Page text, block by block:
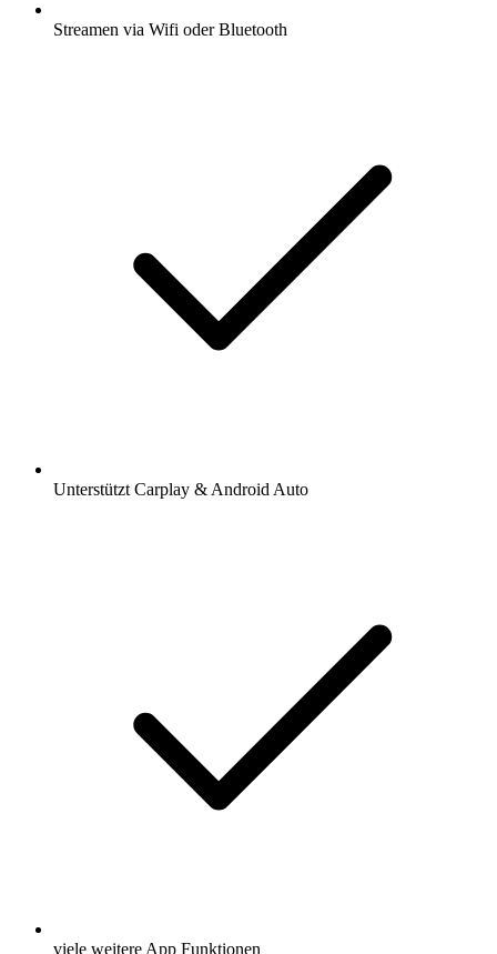
Streamen via Wifi oder Bluetooth
Unterstützt Carplay & Android Auto
viele weitere App Funktionen